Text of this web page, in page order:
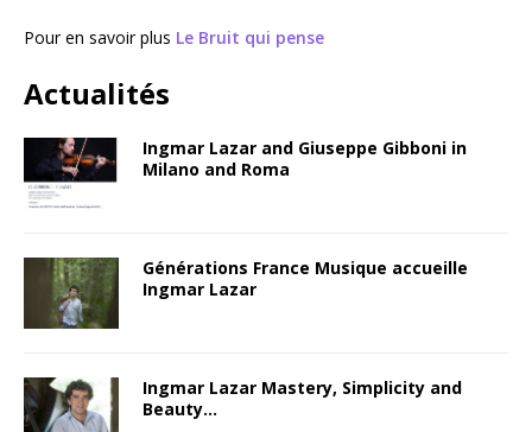
Pour en savoir plus Le Bruit qui pense
Actualités
Ingmar Lazar and Giuseppe Gibboni in
Milano and Roma
Générations France Musique accueille
Ingmar Lazar
Ingmar Lazar Mastery, Simplicity and
Beauty…